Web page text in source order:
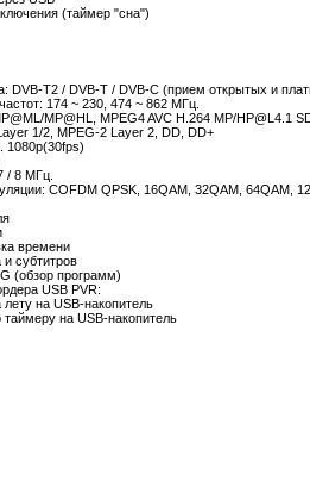
(таймер "сна")
DVB-T2 / DVB-T / DVB-C (прием открытых и
174 ~ 230, 474 ~ 862 МГц.
MP@HL, MPEG4 AVC H.264 MP/HP@L4.1
1/2, MPEG-2 Layer 2, DD, DD+
1080p(30fps)
/ 8 МГц.
COFDM QPSK, 16QAM, 32QAM, 64QAM,
времени
и субтитров
(обзор программ)
USB PVR:
на USB-накопитель
на USB-накопитель